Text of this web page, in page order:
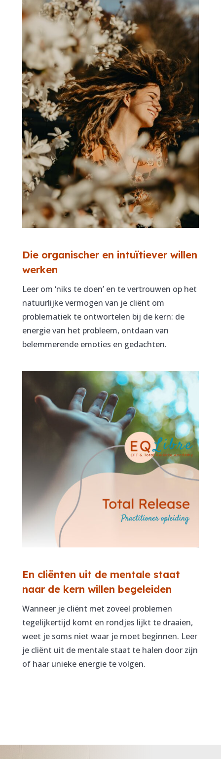
Die organischer en intuïtiever willen
werken
Leer om ‘niks te doen’ en te vertrouwen op het
natuurlijke vermogen van je cliënt om
problematiek te ontwortelen bij de kern: de
energie van het probleem, ontdaan van
belemmerende emoties en gedachten.
En cliënten uit de mentale staat
naar de kern willen begeleiden
Wanneer je cliënt met zoveel problemen
tegelijkertijd komt en rondjes lijkt te draaien,
weet je soms niet waar je moet beginnen. Leer
je cliënt uit de mentale staat te halen door zijn
of haar unieke energie te volgen.